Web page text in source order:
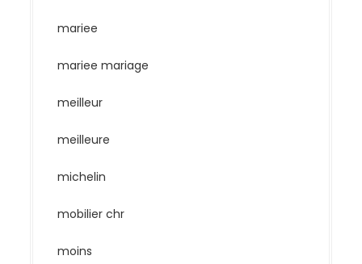
mariee
mariee mariage
meilleur
meilleure
michelin
mobilier chr
moins